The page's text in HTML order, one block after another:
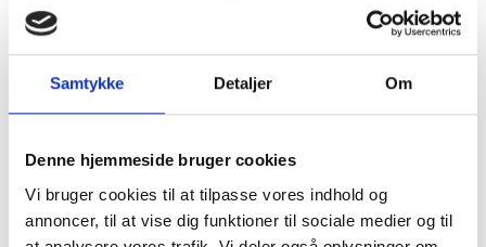
Samtykke Detaljer Om
Denne hjemmeside bruger cookies
Vi bruger cookies til at tilpasse vores indhold og
annoncer, til at vise dig funktioner til sociale medier og til
PTB
Udendørs kompakt piedestal til kundedistribution inkl.